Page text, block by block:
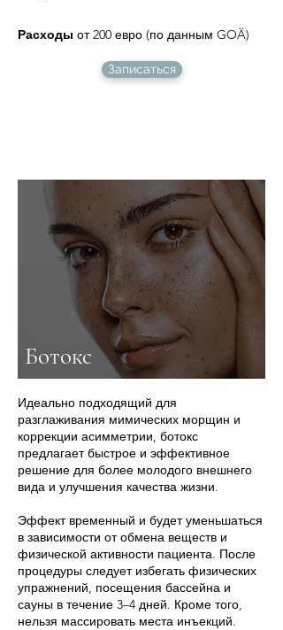
Расходы от 200 евро (по данным GOÄ)
Записаться
Ботокс
Идеально подходящий для
разглаживания мимических морщин и
коррекции асимметрии, ботокс
предлагает быстрое и эффективное
решение для более молодого внешнего
вида и улучшения качества жизни.
Эффект временный и будет уменьшаться
в зависимости от обмена веществ и
физической активности пациента. После
процедуры следует избегать физических
упражнений, посещения бассейна и
сауны в течение 3–4 дней. Кроме того,
нельзя массировать места инъекций.